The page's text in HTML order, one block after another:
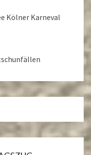
Kölner Karneval